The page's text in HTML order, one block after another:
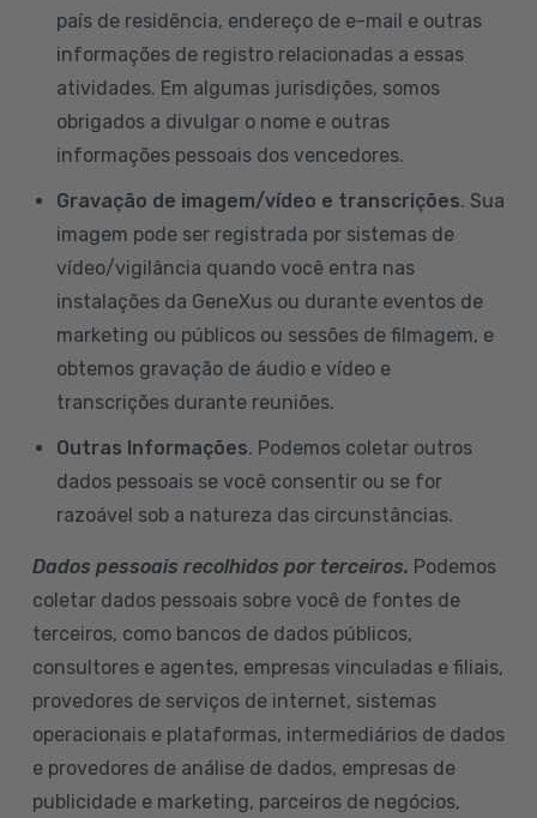
país de residência, endereço de e-mail e outras
informações de registro relacionadas a essas
atividades. Em algumas jurisdições, somos
obrigados a divulgar o nome e outras
informações pessoais dos vencedores.
Gravação de imagem/vídeo e transcrições. Sua
imagem pode ser registrada por sistemas de
vídeo/vigilância quando você entra nas
instalações da GeneXus ou durante eventos de
marketing ou públicos ou sessões de filmagem, e
obtemos gravação de áudio e vídeo e
transcrições durante reuniões.
Outras Informações. Podemos coletar outros
dados pessoais se você consentir ou se for
razoável sob a natureza das circunstâncias.
Dados pessoais recolhidos por terceiros. Podemos
coletar dados pessoais sobre você de fontes de
terceiros, como bancos de dados públicos,
consultores e agentes, empresas vinculadas e filiais,
provedores de serviços de internet, sistemas
operacionais e plataformas, intermediários de dados
e provedores de análise de dados, empresas de
publicidade e marketing, parceiros de negócios,